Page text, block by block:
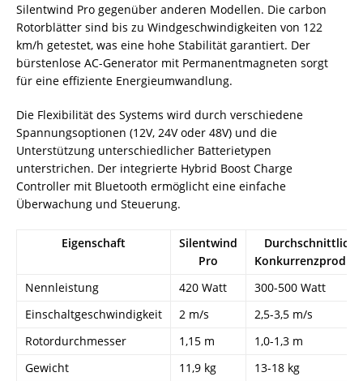
Silentwind Pro gegenüber anderen Modellen. Die carbon
Rotorblätter sind bis zu Windgeschwindigkeiten von 122
km/h getestet, was eine hohe Stabilität garantiert. Der
bürstenlose AC-Generator mit Permanentmagneten sorgt
für eine effiziente Energieumwandlung.
Die Flexibilität des Systems wird durch verschiedene
Spannungsoptionen (12V, 24V oder 48V) und die
Unterstützung unterschiedlicher Batterietypen
unterstrichen. Der integrierte Hybrid Boost Charge
Controller mit Bluetooth ermöglicht eine einfache
Überwachung und Steuerung.
Eigenschaft
Silentwind
Pro
Durchschnittliche
Nennleistung
420 Watt
300-500 Watt
Einschaltgeschwindigkeit
2 m/s
2,5-3,5 m/s
Rotordurchmesser
1,15 m
1,0-1,3 m
Gewicht
11,9 kg
13-18 kg